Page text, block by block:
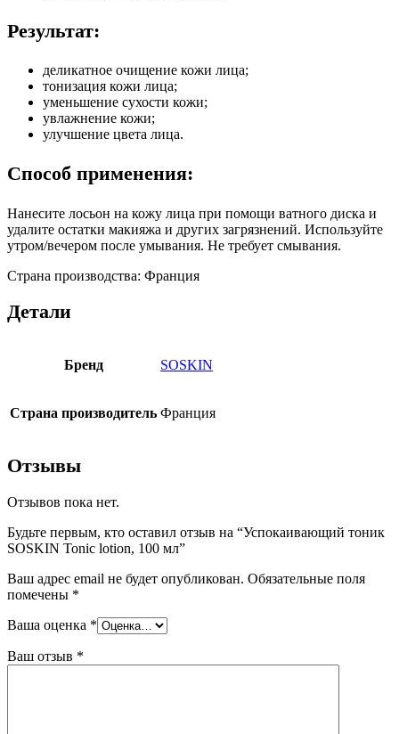
Результат:
деликатное очищение кожи лица;
тонизация кожи лица;
уменьшение сухости кожи;
увлажнение кожи;
улучшение цвета лица.
Способ применения:
Нанесите лосьон на кожу лица при помощи ватного диска и
удалите остатки макияжа и других загрязнений. Используйте
утром/вечером после умывания. Не требует смывания.
Страна производства: Франция
Детали
Бренд SOSKIN
Страна производитель Франция
Отзывы
Отзывов пока нет.
Будьте первым, кто оставил отзыв на “Успокаивающий тоник
SOSKIN Tonic lotion, 100 мл”
Ваш адрес email не будет опубликован. Обязательные поля
помечены *
Ваша оценка *
Ваш отзыв *